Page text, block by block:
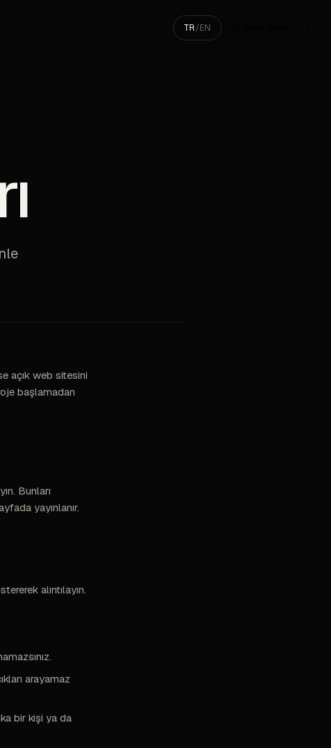
TR/EN
açık web sitesini
başlamadan
Bunları
yayınlanır.
alıntılayın.
arayamaz
bir kişi ya da